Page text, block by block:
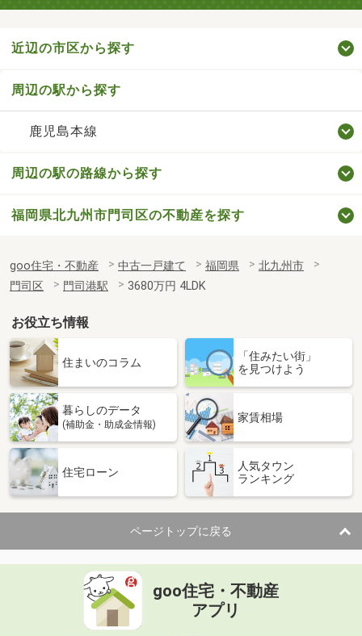
近辺の市区から探す
周辺の駅から探す
鹿児島本線
周辺の駅の路線から探す
福岡県北九州市門司区の不動産を探す
goo住宅・不動産 中古一戸建て 福岡県
北九州市
門司区
門司港駅 3680万円 4LDK
お役立ち情報
住まいのコラム
「住みたい街」
を見つけよう
暮らしのデータ
(補助金・助成金情報)
家賃相場
住宅ローン
人気タウン
ランキング
ページトップに戻る
goo住宅・不動産
アプリ